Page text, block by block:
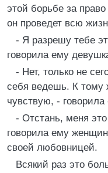
этой борьбе за
он проведет всю
- Я разрешу тебе
говорила ему
- Нет, только не
себя ведешь. К тому
чувствую, -
- Отстань, меня
говорила ему
своей любовницей.
Всякий раз это